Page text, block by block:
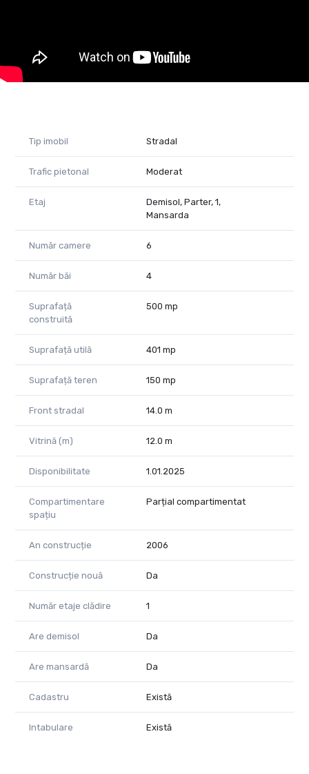
Telefon: 0745 06 93 93
Email: almira.boboc@propertylab.ro
Tip imobil Stradal
Trafic pietonal Moderat
Etaj
Demisol, Parter, 1,
Mansarda
Număr camere 6
Număr băi 4
Suprafață
construită
500 mp
Suprafață utilă 401 mp
Suprafață teren 150 mp
Front stradal 14.0 m
Vitrină (m) 12.0 m
Disponibilitate 1.01.2025
Compartimentare
spațiu
Parțial compartimentat
An construcție 2006
Construcție nouă Da
Număr etaje clădire 1
Are demisol Da
Are mansardă Da
Cadastru Există
Intabulare Există